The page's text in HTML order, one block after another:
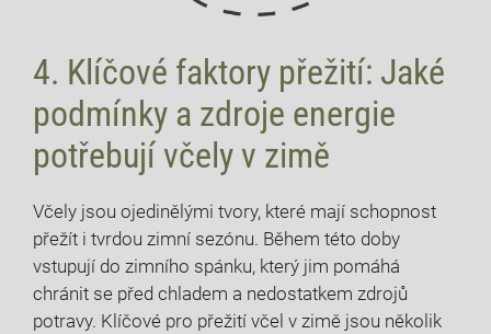
4. Klíčové faktory přežití: Jaké
podmínky a zdroje energie
potřebují včely v zimě
Včely jsou ojedinělými tvory, které mají schopnost
přežít i tvrdou zimní sezónu. Během této doby
vstupují do zimního spánku, který jim pomáhá
chránit se před chladem a nedostatkem zdrojů
potravy. Klíčové pro přežití včel v zimě jsou několik